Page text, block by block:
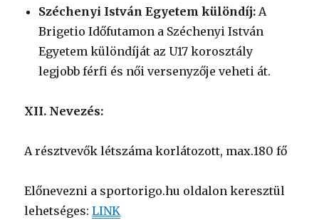
Széchenyi István Egyetem különdíj: A
Brigetio Időfutamon a Széchenyi István
Egyetem különdíját az U17 korosztály
legjobb férfi és női versenyzője veheti át.
XII. Nevezés:
A résztvevők létszáma korlátozott, max.180 fő
Előnevezni a sportorigo.hu oldalon keresztül
lehetséges:LINK